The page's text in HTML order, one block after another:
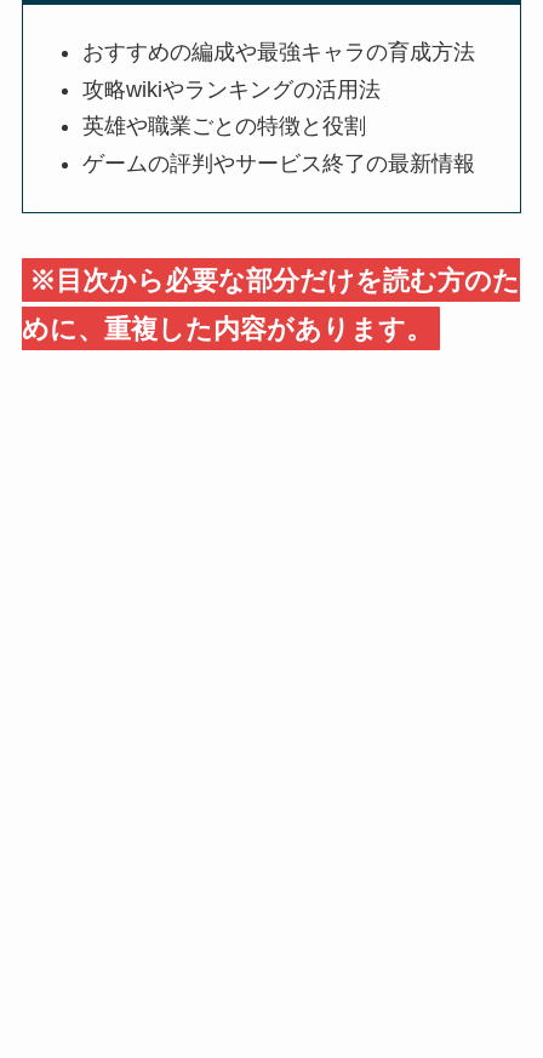
おすすめの編成や最強キャラの育成方法
攻略wikiやランキングの活用法
英雄や職業ごとの特徴と役割
ゲームの評判やサービス終了の最新情報
※目次から必要な部分だけを読む方のた
めに、重複した内容があります。